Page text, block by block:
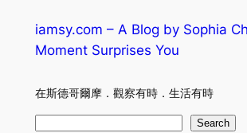
iamsy.com – A Blog by Sophia
Moment Surprises You
在斯德哥爾摩．觀察有時．生活有時
Search